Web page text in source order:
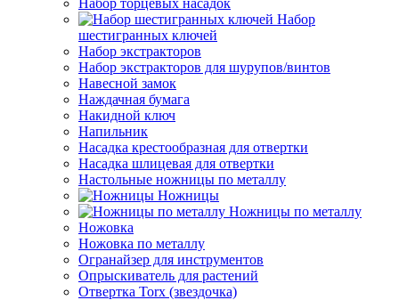
Набор торцевых насадок
Набор
шестигранных ключей
Набор экстракторов
Набор экстракторов для шурупов/винтов
Навесной замок
Наждачная бумага
Накидной ключ
Напильник
Насадка крестообразная для отвертки
Насадка шлицевая для отвертки
Настольные ножницы по металлу
Ножницы
Ножницы по металлу
Ножовка
Ножовка по металлу
Огранайзер для инструментов
Опрыскиватель для растений
Отвертка Torx (звездочка)